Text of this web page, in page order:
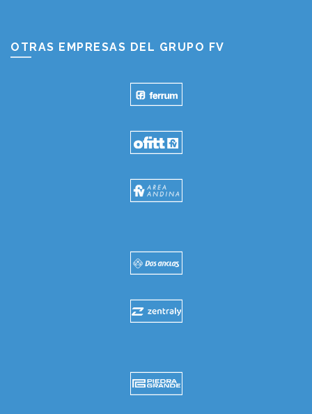
OTRAS EMPRESAS DEL GRUPO FV